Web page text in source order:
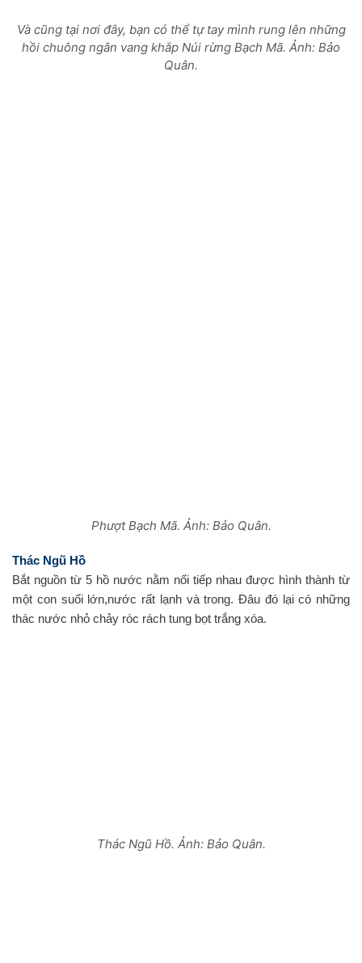
Và cũng tại nơi đây, bạn có thể tự tay mình rung lên những
hồi chuông ngân vang khắp Núi rừng Bạch Mã. Ảnh: Bảo
Quân.
Phượt Bạch Mã. Ảnh: Bảo Quân.
Thác Ngũ Hồ
Bắt nguồn từ 5 hồ nước nằm nối tiếp nhau được hình thành từ
một con suối lớn,nước rất lạnh và trong. Đâu đó lại có những
thác nước nhỏ chảy róc rách tung bọt trắng xóa.
Thác Ngũ Hồ. Ảnh: Bảo Quân.